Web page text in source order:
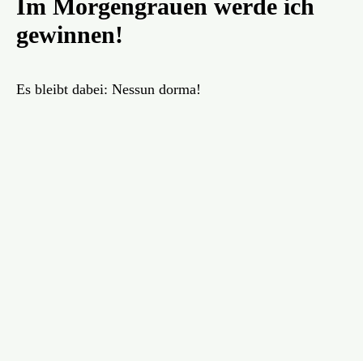
Im Morgengrauen werde ich
gewinnen!
Es bleibt dabei: Nessun dorma!